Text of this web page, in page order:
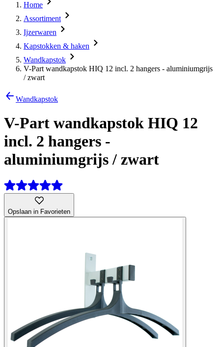
Home
Assortiment
Ijzerwaren
Kapstokken & haken
Wandkapstok
V-Part wandkapstok HIQ 12 incl. 2 hangers - aluminiumgrijs
/ zwart
Wandkapstok
V-Part wandkapstok HIQ 12
incl. 2 hangers -
aluminiumgrijs / zwart
Opslaan in Favorieten